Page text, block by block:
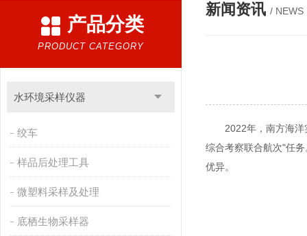
产品分类
PRODUCT CATEGORY
水环境采样仪器
绞车
样品后处理工具
微塑料采样及处理
底栖生物采样器
新闻资讯 / NEWS
2022年，南方海
综合考察联合航次"任务
优异。